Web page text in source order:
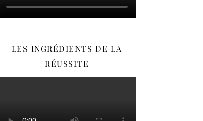
LES INGRÉDIENTS DE LA
RÉUSSITE